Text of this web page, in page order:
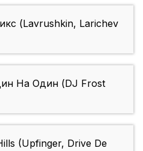
(Lavrushkin, Larichev
На Один (DJ Frost
(Upfinger, Drive De